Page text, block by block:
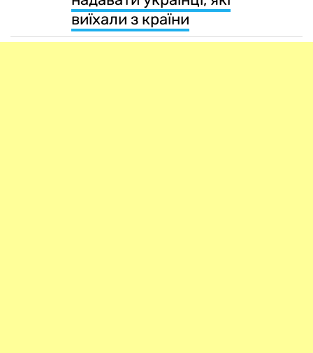
виїхали з країни